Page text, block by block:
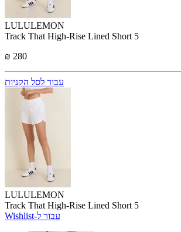
LULULEMON
Track That High-Rise Lined Short 5
₪ 280
עבור לסל הקניות
LULULEMON
Track That High-Rise Lined Short 5
Wishlist-עבור ל